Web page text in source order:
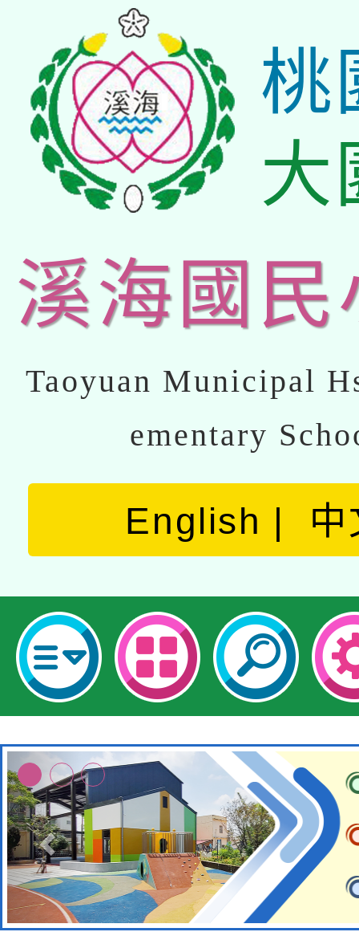
桃
大
溪海國民
Taoyuan Municipal
ementary
English 中
本校115學年度第2次